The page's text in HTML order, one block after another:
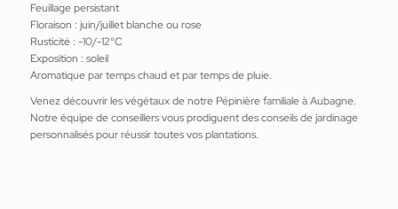
Feuillage persistant
Floraison : juin/juillet blanche ou rose
Rusticité : -10/-12°C
Exposition : soleil
Aromatique par temps chaud et par temps de pluie.
Venez découvrir les végétaux de notre Pépinière familiale à Aubagne.
Notre équipe de conseillers vous prodiguent des conseils de jardinage
personnalisés pour réussir toutes vos plantations.